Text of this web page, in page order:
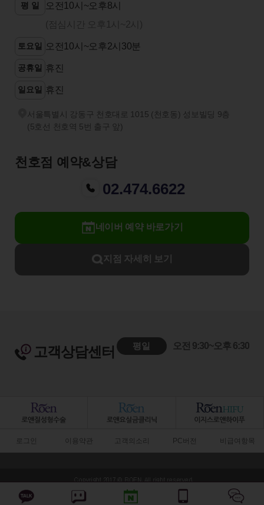
평 일
오전10시~오후8시
토요일 오전10시~오후2시30분
공휴일 휴진
일요일 휴진
서울특별시 강동구 천호대로 1015 (천호동) 성보빌딩 9층
(5호선 천호역 5번 출구 앞)
천호점 예약&상담
02.474.6622
네이버 예약 바로가기
지점 자세히 보기
고객상담센터 평일 오전 9:30~오후 6:30
로그인 이용약관 고객의소리 PC버전 비급여항목